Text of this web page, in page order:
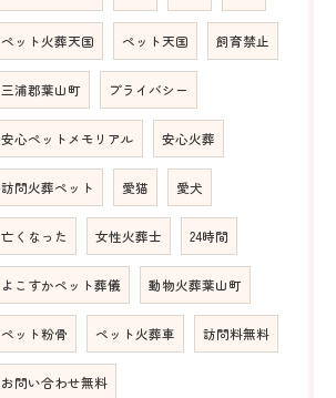
ペット火葬天国 ペット天国 飼育禁止
三浦郡葉山町 プライバシー
安心ペットメモリアル 安心火葬
訪問火葬ペット 愛猫 愛犬
亡くなった 女性火葬士 24時間
よこすかペット葬儀 動物火葬葉山町
ペット粉骨 ペット火葬車 訪問料無料
お問い合わせ無料